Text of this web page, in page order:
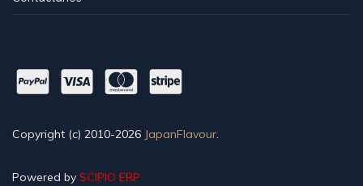
Copyright (c) 2010-2026 JapanFlavour.
Powered by SCIPIO ERP